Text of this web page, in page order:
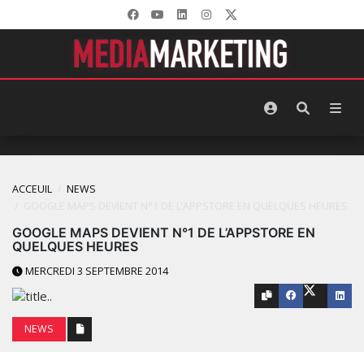
ACCEUIL
NEWS
GOOGLE MAPS DEVIENT N°1 DE L’APPSTORE EN
QUELQUES HEURES
MERCREDI 3 SEPTEMBRE 2014
NEWS